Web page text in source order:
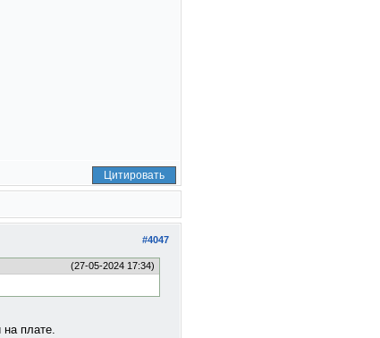
Цитировать
#4047
(27-05-2024 17:34)
на плате.